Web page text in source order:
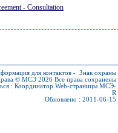
- Consultation
для контактов - Знак охраны
© МСЭ 2026 Все права сохранены
: Координатор Web-страницы МСЭ-
R
Обновлено : 2011-06-15